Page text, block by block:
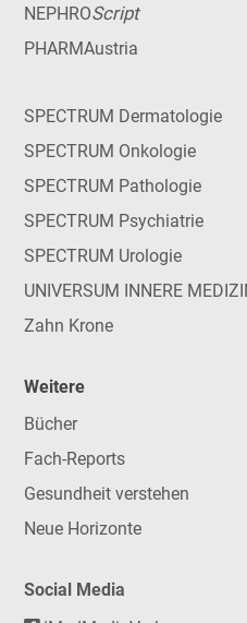
NEPHROScript
PHARMAustria
SPECTRUM Dermatologie
SPECTRUM Onkologie
SPECTRUM Pathologie
SPECTRUM Psychiatrie
SPECTRUM Urologie
UNIVERSUM INNERE
Zahn Krone
Weitere
Bücher
Fach-Reports
Gesundheit verstehen
Neue Horizonte
Social Media